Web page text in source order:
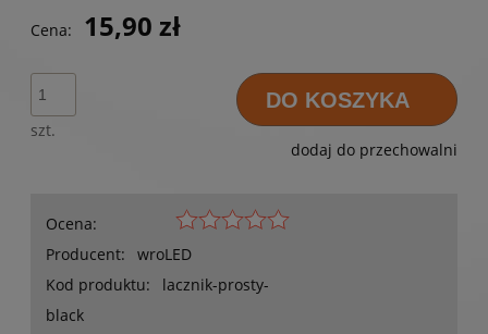
Cena: 15,90 zł
szt.
DO KOSZYKA
dodaj do przechowalni
Ocena:
Producent:
wroLED
Kod produktu:
lacznik-prosty-
black